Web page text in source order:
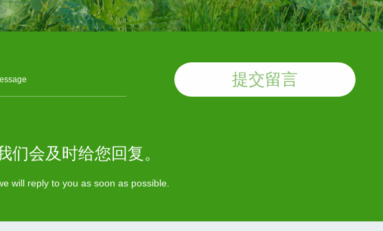
提交留言
会及时给您回复。
will reply to you as soon as possible.